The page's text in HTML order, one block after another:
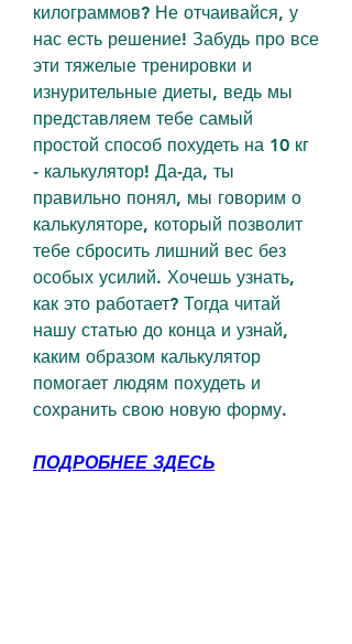
килограммов? Не отчаивайся, у
нас есть решение! Забудь про все
эти тяжелые тренировки и
изнурительные диеты, ведь мы
представляем тебе самый
простой способ похудеть на 10 кг
- калькулятор! Да-да, ты
правильно понял, мы говорим о
калькуляторе, который позволит
тебе сбросить лишний вес без
особых усилий. Хочешь узнать,
как это работает? Тогда читай
нашу статью до конца и узнай,
каким образом калькулятор
помогает людям похудеть и
сохранить свою новую форму.
ПОДРОБНЕЕ ЗДЕСЬ